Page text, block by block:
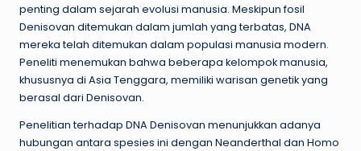
penting dalam sejarah evolusi manusia. Meskipun fosil
Denisovan ditemukan dalam jumlah yang terbatas, DNA
mereka telah ditemukan dalam populasi manusia modern.
Peneliti menemukan bahwa beberapa kelompok manusia,
khususnya di Asia Tenggara, memiliki warisan genetik yang
berasal dari Denisovan.
Penelitian terhadap DNA Denisovan menunjukkan adanya
hubungan antara spesies ini dengan Neanderthal dan Homo